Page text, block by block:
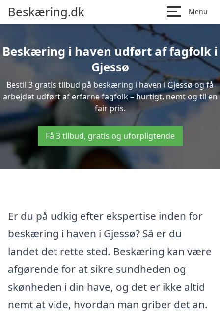
Beskæring.dk Menu
Beskæring i haven udført af fagfolk i
Gjessø
Bestil 3 gratis tilbud på beskæring i haven i Gjessø og få
arbejdet udført af erfarne fagfolk – hurtigt, nemt og til en
fair pris.
Få 3 tilbud, gratis og uforpligtende
Er du på udkig efter ekspertise inden for
beskæring i haven i Gjessø? Så er du
landet det rette sted. Beskæring kan være
afgørende for at sikre sundheden og
skønheden i din have, og det er ikke altid
nemt at vide, hvordan man griber det an.